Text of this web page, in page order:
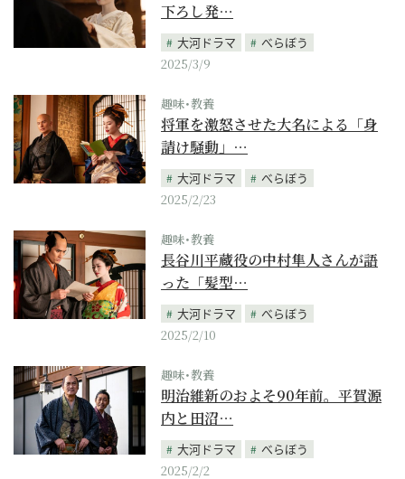
下ろし発…
大河ドラマ
べらぼう
2025/3/9
趣味･教養
将軍を激怒させた大名による「身
請け騒動」…
大河ドラマ
べらぼう
2025/2/23
趣味･教養
長谷川平蔵役の中村隼人さんが語
った「髪型…
大河ドラマ
べらぼう
2025/2/10
趣味･教養
明治維新のおよそ90年前。平賀源
内と田沼…
大河ドラマ
べらぼう
2025/2/2